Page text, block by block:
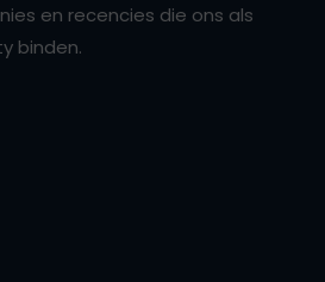
en recencies die ons als
binden.